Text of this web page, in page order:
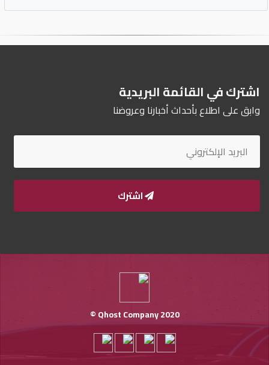
اشترك في القائمة البريدية
وابق على اطلاع بأحداث أخبارنا وعروضنا
اشترك
Qhost Company 2020 ©